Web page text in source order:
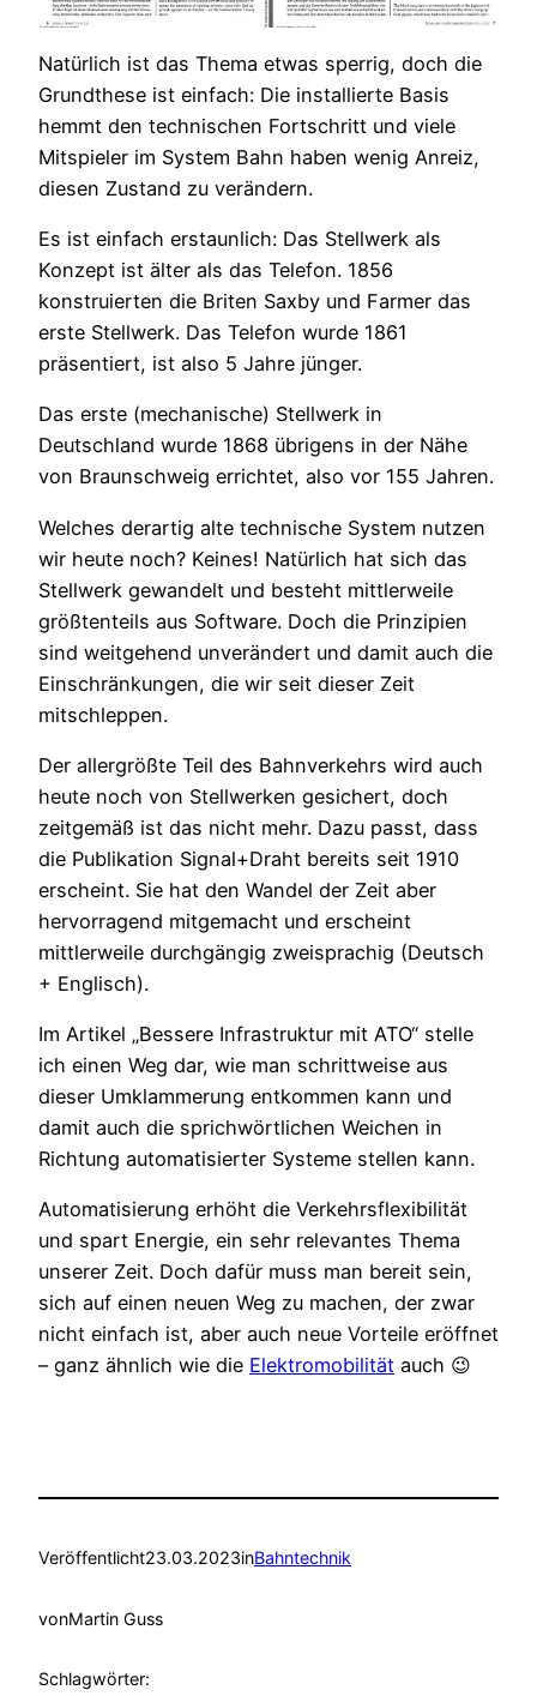
Natürlich ist das Thema etwas sperrig, doch die
Grundthese ist einfach: Die installierte Basis
hemmt den technischen Fortschritt und viele
Mitspieler im System Bahn haben wenig Anreiz,
diesen Zustand zu verändern.
Es ist einfach erstaunlich: Das Stellwerk als
Konzept ist älter als das Telefon. 1856
konstruierten die Briten Saxby und Farmer das
erste Stellwerk. Das Telefon wurde 1861
präsentiert, ist also 5 Jahre jünger.
Das erste (mechanische) Stellwerk in
Deutschland wurde 1868 übrigens in der Nähe
von Braunschweig errichtet, also vor 155 Jahren.
Welches derartig alte technische System nutzen
wir heute noch? Keines! Natürlich hat sich das
Stellwerk gewandelt und besteht mittlerweile
größtenteils aus Software. Doch die Prinzipien
sind weitgehend unverändert und damit auch die
Einschränkungen, die wir seit dieser Zeit
mitschleppen.
Der allergrößte Teil des Bahnverkehrs wird auch
heute noch von Stellwerken gesichert, doch
zeitgemäß ist das nicht mehr. Dazu passt, dass
die Publikation Signal+Draht bereits seit 1910
erscheint. Sie hat den Wandel der Zeit aber
hervorragend mitgemacht und erscheint
mittlerweile durchgängig zweisprachig (Deutsch
+ Englisch).
Im Artikel „Bessere Infrastruktur mit ATO“ stelle
ich einen Weg dar, wie man schrittweise aus
dieser Umklammerung entkommen kann und
damit auch die sprichwörtlichen Weichen in
Richtung automatisierter Systeme stellen kann.
Automatisierung erhöht die Verkehrsflexibilität
und spart Energie, ein sehr relevantes Thema
unserer Zeit. Doch dafür muss man bereit sein,
sich auf einen neuen Weg zu machen, der zwar
nicht einfach ist, aber auch neue Vorteile eröffnet
– ganz ähnlich wie die Elektromobilität auch 😉
Veröffentlicht23.03.2023inBahntechnik
vonMartin Guss
Schlagwörter: